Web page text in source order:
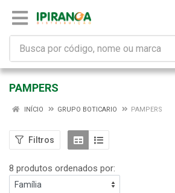
PAMPERS
INÍCIO GRUPO BOTICARIO PAMPERS
Filtros
8 produtos ordenados por: